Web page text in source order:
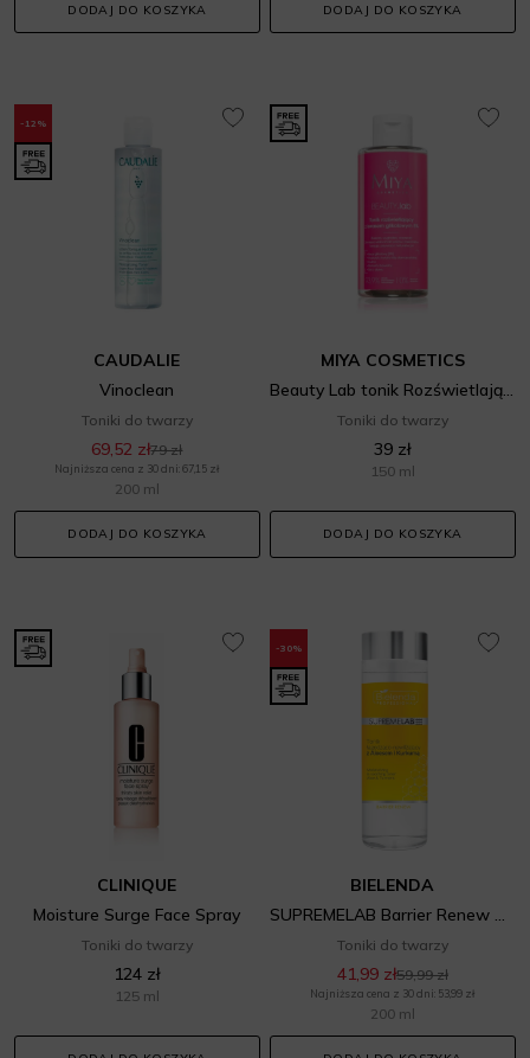
DODAJ DO KOSZYKA DODAJ DO KOSZYKA
-12%
CAUDALIE
Vinoclean
Toniki do twarzy
69,52 zł79 zł
Najniższa cena z 30 dni: 67,15 zł
200 ml
DODAJ DO KOSZYKA
MIYA COSMETICS
Beauty Lab tonik Rozświetlający z Kwasem Glikolowym 5%
Toniki do twarzy
39 zł
150 ml
DODAJ DO KOSZYKA
CLINIQUE
Moisture Surge Face Spray
Toniki do twarzy
124 zł
125 ml
-30%
BIELENDA
SUPREMELAB Barrier Renew Tonik łagodząco-nawilżający z Aloesem i Kurkumą
Toniki do twarzy
41,99 zł59,99 zł
Najniższa cena z 30 dni: 53,99 zł
200 ml